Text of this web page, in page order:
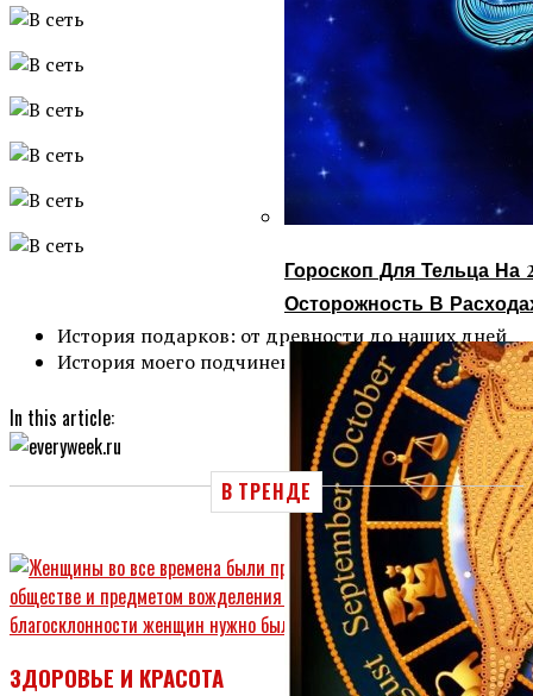
Гороскоп Для Тельца На
Осторожность В
История подарков: от древности до наших дней
История моего подчинения в фотографиях
In this article:
В ТРЕНДЕ
ЗДОРОВЬЕ И КРАСОТА